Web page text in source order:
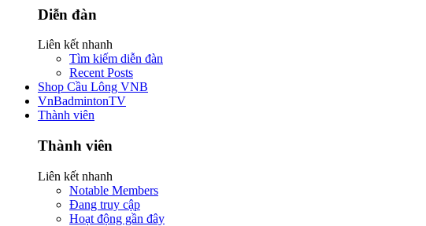
Diễn đàn
Liên kết nhanh
Tìm kiếm diễn đàn
Recent Posts
Shop Cầu Lông VNB
VnBadmintonTV
Thành viên
Thành viên
Liên kết nhanh
Notable Members
Đang truy cập
Hoạt động gần đây